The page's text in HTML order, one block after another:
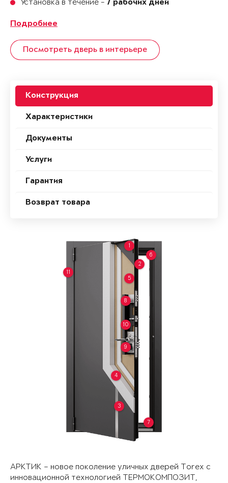
Установка в течение - 7 рабочих дней
Подробнее
Посмотреть дверь в интерьере
Конструкция
Характеристики
Документы
Услуги
Гарантия
Возврат товара
1
2
3
4
5
6
7
8
9
10
11
АРКТИК – новое поколение уличных дверей Torex с
инновационной технологией ТЕРМОКОМПОЗИТ,